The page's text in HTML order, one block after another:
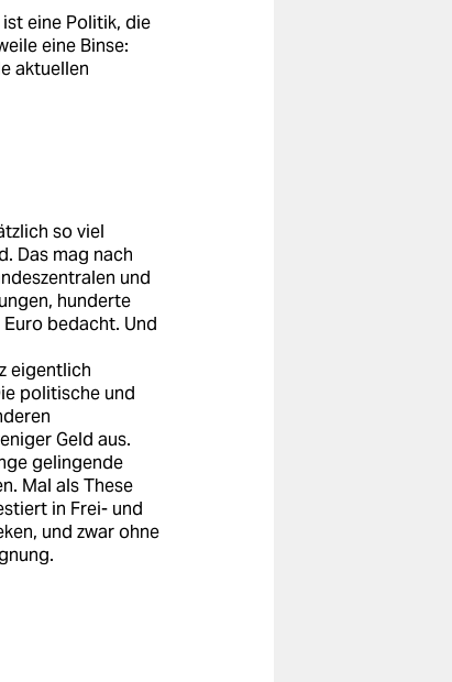
eine Politik, die
eine Binse:
aktuellen
so viel
Das mag nach
und
hunderte
bedacht. Und
eigentlich
politische und
Geld aus.
gelingende
Mal als These
in Frei- und
und zwar ohne